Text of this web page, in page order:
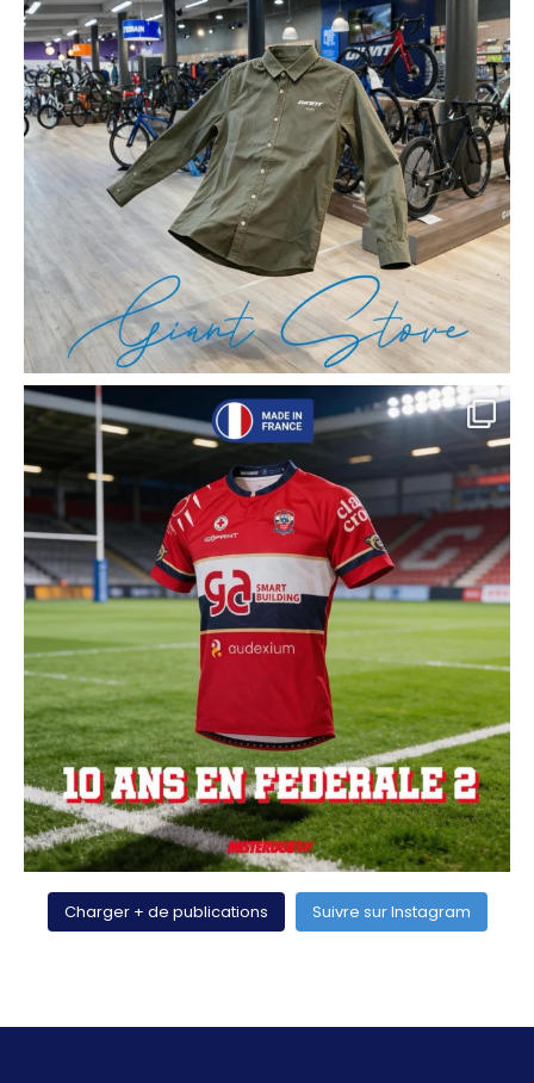
Charger + de publications Suivre sur Instagram